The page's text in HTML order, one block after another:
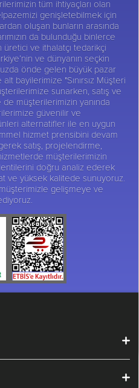
tüm ihtiyaçları olan
genişletebilmek için
oluşan bunların arasında
da bulunduğu binlerce
üretici ve ithalatçı tedarikçi
ve dünyanın seçkin
önde gelen büyük pazar
bayilerimize "Sınırsız Müşteri
sunarken, satış ve
müşterilerimizin yanında
güvenilir ve
alternatifler ile en uygun
hizmet prensibini devam
satış, projelendirme,
müşterilerimizin
doğru analiz ederek
ve yüksek kalitede sunuyoruz.
gelişmeye ve